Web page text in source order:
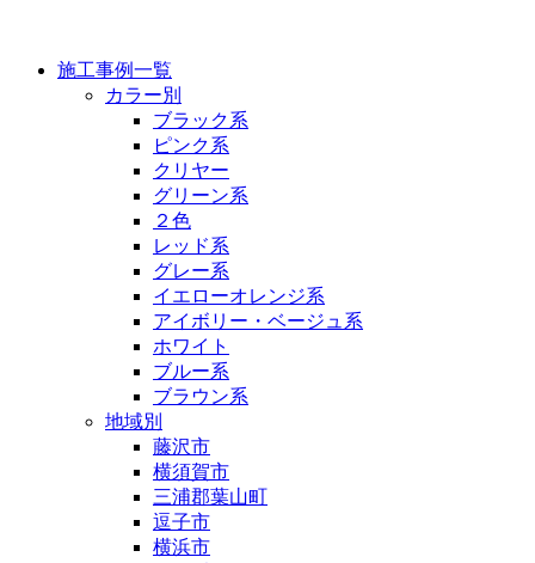
施工事例一覧
カラー別
ブラック系
ピンク系
クリヤー
グリーン系
２色
レッド系
グレー系
イエローオレンジ系
アイボリー・ベージュ系
ホワイト
ブルー系
ブラウン系
地域別
藤沢市
横須賀市
三浦郡葉山町
逗子市
横浜市